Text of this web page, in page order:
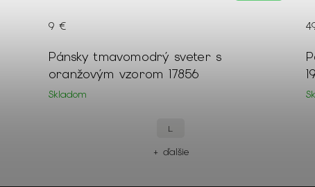
Pánsky tmavomodrý sveter s
oranžovým vzorom 17856
Skladom
9 €
L
+ ďalšie